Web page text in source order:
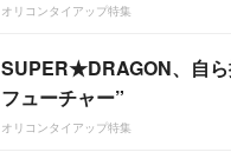
オリコンタイアップ特集
SUPER★DRAGON、自ら
フューチャー”
オリコンタイアップ特集